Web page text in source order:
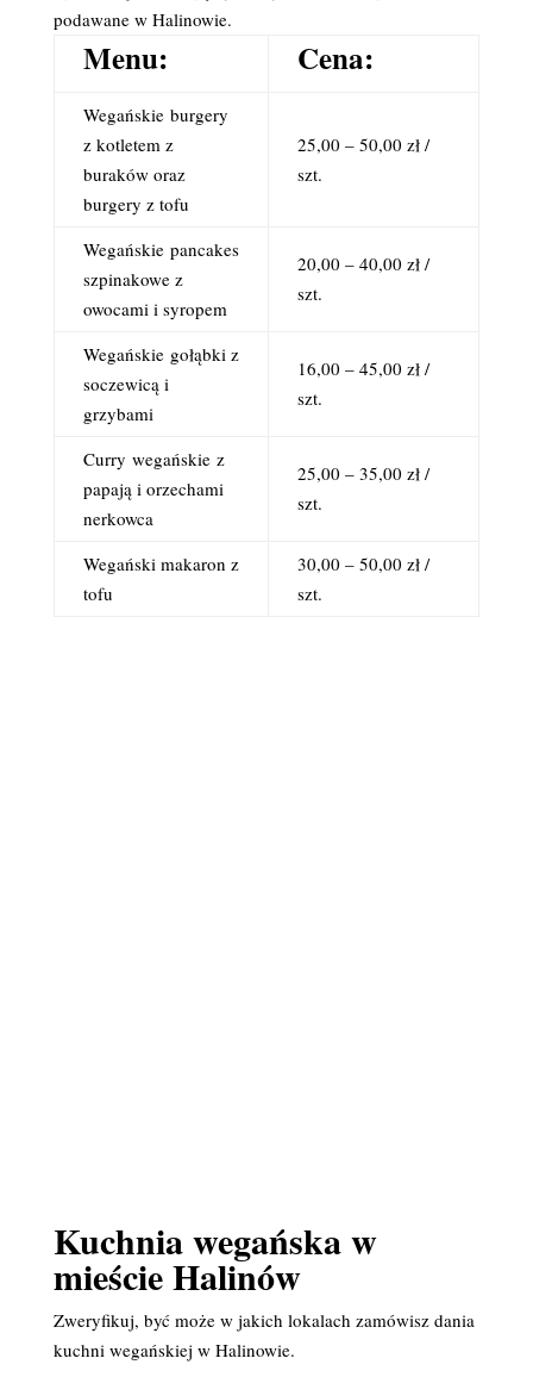
podawane w Halinowie.
Menu: Cena:
Wegańskieburgery
z kotletem z
buraków oraz
burgery z tofu
25,00 – 50,00 zł /
szt.
Wegańskiepancakes
szpinakowe z
owocami i syropem
20,00 – 40,00 zł /
szt.
Wegańskiegołąbki z
soczewicą i
grzybami
16,00 – 45,00 zł /
szt.
Curry wegańskiez
papają i orzechami
nerkowca
25,00 – 35,00 zł /
szt.
Wegański makaron z
tofu
30,00 – 50,00 zł /
szt.
Kuchnia wegańska w
mieście Halinów
Zweryfikuj, być może w jakich lokalach zamówisz dania
kuchni wegańskiej w Halinowie.